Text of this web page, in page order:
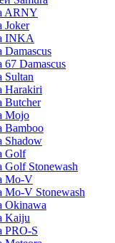
ARNY
Joker
INKA
Damascus
Sultan
Harakiri
Butcher
Mojo
Bamboo
Shadow
Golf
Stonewash
Mo-V
V Stonewash
Okinawa
Kaiju
PRO-S